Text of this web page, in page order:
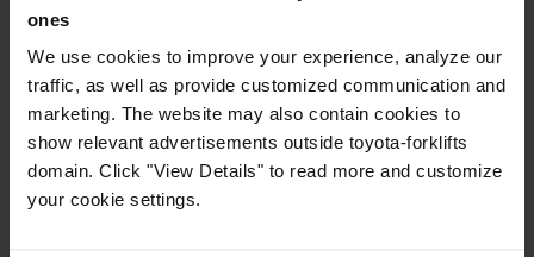
ones
We use cookies to improve your experience, analyze our
traffic, as well as provide customized communication and
marketing. The website may also contain cookies to
show relevant advertisements outside toyota-forklifts
domain. Click "View Details" to read more and customize
your cookie settings.
Hrnček z nehrdzavejúcej ocele s farebnou
karabínou namiesto uška. Laserom gravírované
logo TMH
Technická špecifikácia